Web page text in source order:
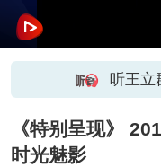
听王立
《特别呈现》
时光魅影